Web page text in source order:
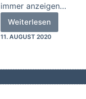
immer anzeigen…
Weiterlesen
Heute
nehmen
zum
11. AUGUST 2020